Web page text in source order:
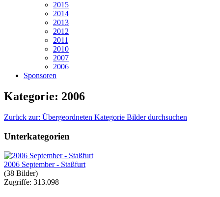
2015
2014
2013
2012
2011
2010
2007
2006
Sponsoren
Kategorie: 2006
Zurück zur: Übergeordneten Kategorie Bilder durchsuchen
Unterkategorien
2006 September - Staßfurt
(38 Bilder)
Zugriffe: 313.098